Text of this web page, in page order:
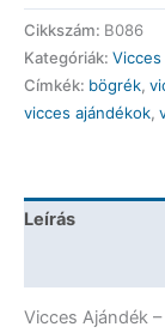
-
Legjobb
Autószerelő
Bögre
-
mennyiség
Cikkszám: B086
Kategóriák: Vicces
Címkék: bögrék,
vicces ajándékok,
Leírás
Vicces Ajándék